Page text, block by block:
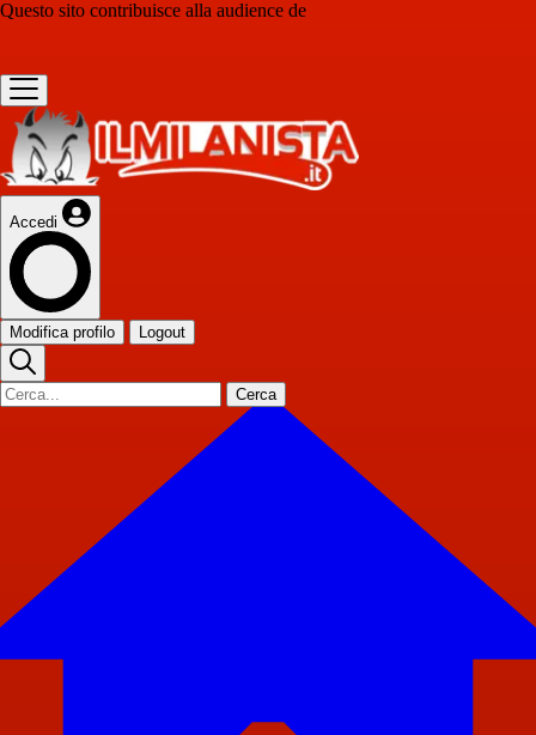
Questo sito contribuisce alla audience de
Accedi
Modifica profilo Logout
Cerca